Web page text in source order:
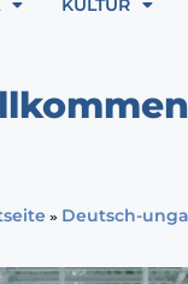
KULTUR
» Deutsch-